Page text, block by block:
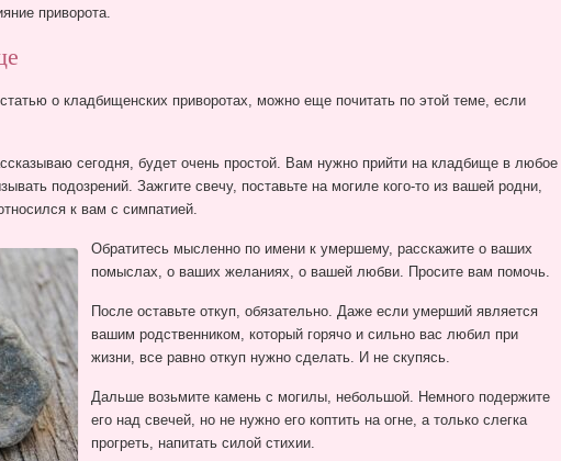
приворота.
о кладбищенских приворотах, можно еще почитать по этой теме, если
сегодня, будет очень простой. Вам нужно прийти на кладбище в любое
подозрений. Зажгите свечу, поставьте на могиле кого-то из вашей родни,
к вам с симпатией.
Обратитесь мысленно по имени к умершему, расскажите о ваших
помыслах, о ваших желаниях, о вашей любви. Просите вам помочь.
После оставьте откуп, обязательно. Даже если умерший является
вашим родственником, который горячо и сильно вас любил при
жизни, все равно откуп нужно сделать. И не скупясь.
Дальше возьмите камень с могилы, небольшой. Немного подержите
его над свечей, но не нужно его коптить на огне, а только слегка
прогреть, напитать силой стихии.